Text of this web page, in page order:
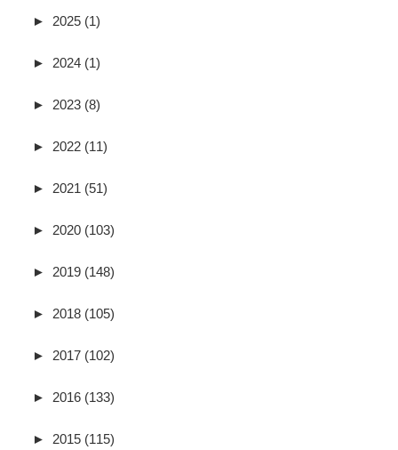
► 2025 (1)
► 2024 (1)
► 2023 (8)
► 2022 (11)
► 2021 (51)
► 2020 (103)
► 2019 (148)
► 2018 (105)
► 2017 (102)
► 2016 (133)
► 2015 (115)